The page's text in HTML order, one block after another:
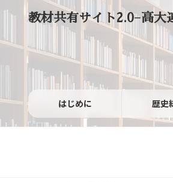
ン
ッ
ー
移
教材共有サイト2.0−高大
はじめに 歴史